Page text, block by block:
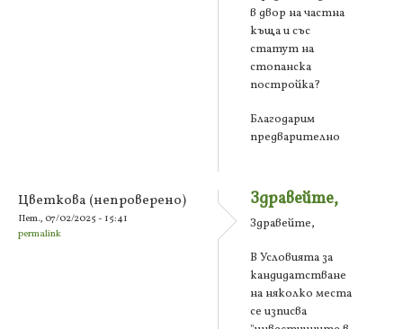
в двор на частна
къща и със
статут на
стопанска
постройка?
Благодарим
предварително
Цветкова (непроверено)
Пет., 07/02/2025 - 15:41
permalink
Здравейте,
Здравейте,
В Условията за
кандидатстване
на няколко места
се изписва